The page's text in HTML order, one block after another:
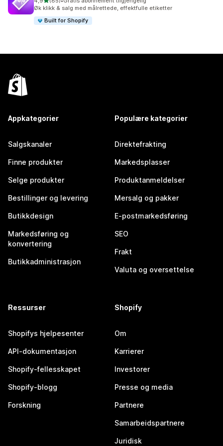
Totalt 85 omtaler
Øk klikk & salg med målrettede, effektfulle etiketter
Built for Shopify
Appkategorier
Salgskanaler
Finne produkter
Selge produkter
Bestillinger og levering
Butikkdesign
Markedsføring og
konvertering
Butikkadministrasjon
Populære kategorier
Direktefrakting
Markedsplasser
Produktanmeldelser
Mersalg og pakker
E-postmarkedsføring
SEO
Frakt
Valuta og oversettelse
Ressurser
Shopifys hjelpesenter
API-dokumentasjon
Shopify-fellesskapet
Shopify-blogg
Forskning
Shopify
Om
Karrierer
Investorer
Presse og media
Partnere
Samarbeidspartnere
Juridisk